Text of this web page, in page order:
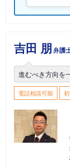
吉田 朋弁護
進むべき方向を
電話相談可能